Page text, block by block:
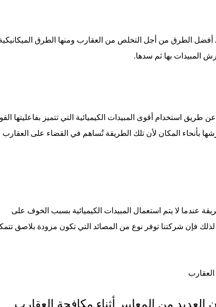
أفضل الطرق من أجل التخلص من العقارب ومنها الطرق
رش المبيدات بها ثم سدها.
طريق استخدام أقوى المبيدات الكيميائية التي تتميز بفاعليتها
بأنحاء المكان لأن تلك الطريقة تُساهم في القضاء على العقارب
عندما لا يتم استعمال المبيدات الكيميائية بسبب الخوف على
لذلك فإن شركتنا توفر نوع من المصائد التي تكون مزودة بلاصق
العديد من المعايير أثناء مكافحة العقارب